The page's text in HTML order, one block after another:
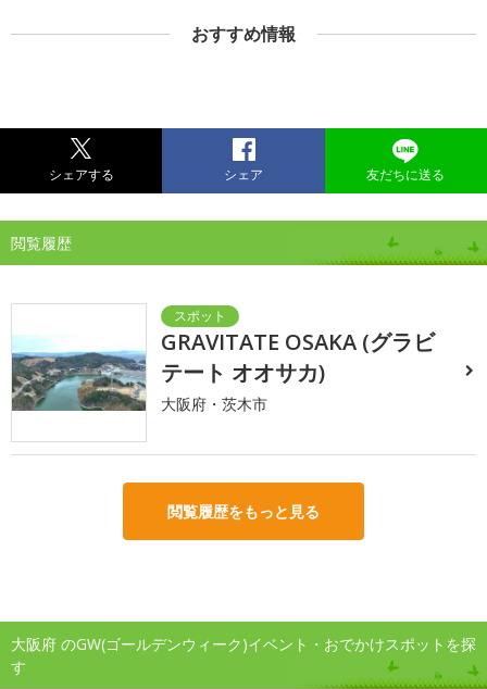
おすすめ情報
シェアする シェア 友だちに送る
閲覧履歴
GRAVITATE OSAKA (グラビ
テート オオサカ)
大阪府・茨木市
閲覧履歴をもっと見る
大阪府 のGW(ゴールデンウィーク)イベント・おでかけスポットを探
す